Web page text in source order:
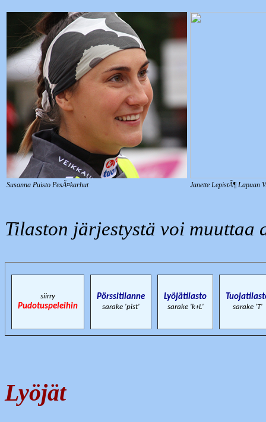
Susanna Puisto PesÃ¤karhut Janette LepistÃ¶ Lapuan
Tilaston järjestystä voi
siirry
Pudotuspeleihin
Pörssitilanne
sarake 'pist'
Lyöjätilasto
sarake 'k+L' sarake 'T'
Lyöjät